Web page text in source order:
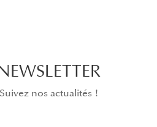
Suivez nos actualités !